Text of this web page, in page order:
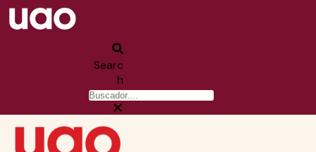
Searc
h